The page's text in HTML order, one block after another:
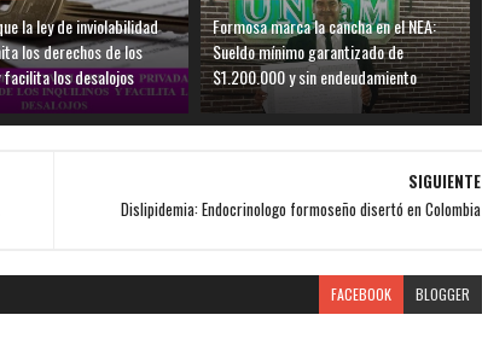
la ley de inviolabilidad
los derechos de los
facilita los desalojos
Formosa marca la cancha en el NEA:
Sueldo mínimo garantizado de
$1.200.000 y sin endeudamiento
SIGUIENTE
Dislipidemia: Endocrinologo formoseño disertó en Colombia
FACEBOOK BLOGGER